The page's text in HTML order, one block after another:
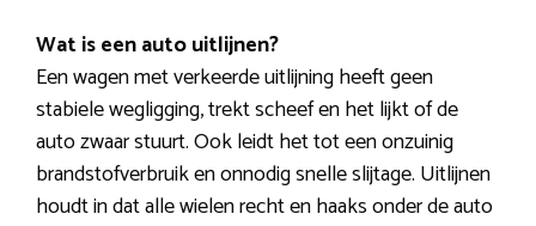
Wat is een auto uitlijnen?
Een wagen met verkeerde uitlijning heeft geen
stabiele wegligging, trekt scheef en het lijkt of de
auto zwaar stuurt. Ook leidt het tot een onzuinig
brandstofverbruik en onnodig snelle slijtage. Uitlijnen
houdt in dat alle wielen recht en haaks onder de auto